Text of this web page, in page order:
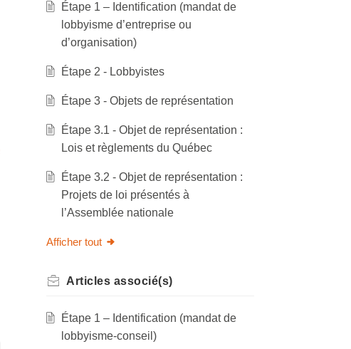
Étape 1 – Identification (mandat de
lobbyisme d’entreprise ou
d’organisation)
Étape 2 - Lobbyistes
Étape 3 - Objets de représentation
Étape 3.1 - Objet de représentation :
Lois et règlements du Québec
Étape 3.2 - Objet de représentation :
Projets de loi présentés à
l’Assemblée nationale
Afficher tout
Articles associé(s)
Étape 1 – Identification (mandat de
lobbyisme-conseil)